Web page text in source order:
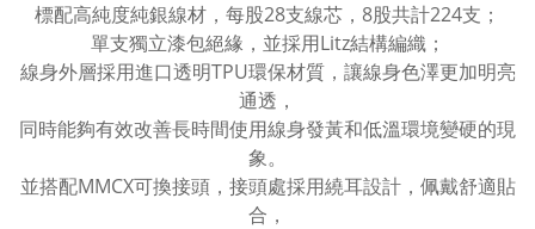
標配高純度純銀線材，每股28支線芯，8股共計224支；
單支獨立漆包絕緣，並採用Litz結構編織；
線身外層採用進口透明TPU環保材質，讓線身色澤更加明亮
通透，
同時能夠有效改善長時間使用線身發黃和低溫環境變硬的現
象。
並搭配MMCX可換接頭，接頭處採用繞耳設計，佩戴舒適貼
合，